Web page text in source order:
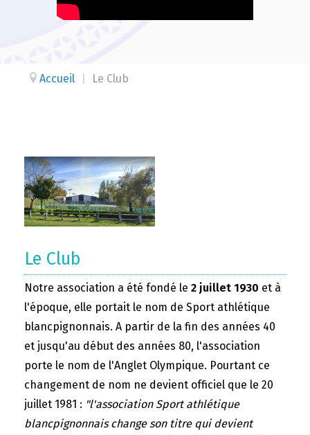
Accueil Le Club
Le Club
Notre association a été fondé le 2 juillet 1930 et à
l'époque, elle portait le nom de Sport athlétique
blancpignonnais. A partir de la fin des années 40
et jusqu'au début des années 80, l'association
porte le nom de l'Anglet Olympique. Pourtant ce
changement de nom ne devient officiel que le 20
juillet 1981 : "l'association Sport athlétique
blancpignonnais change son titre qui devient